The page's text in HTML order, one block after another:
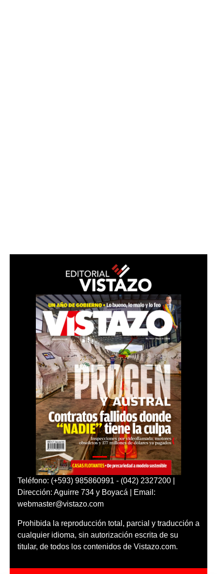
Teléfono: (+593) 985860991 - (042) 2327200 |
Dirección: Aguirre 734 y Boyacá | Email:
webmaster@vistazo.com
Prohibida la reproducción total, parcial y traducción a
cualquier idioma, sin autorización escrita de su
titular, de todos los contenidos de Vistazo.com.